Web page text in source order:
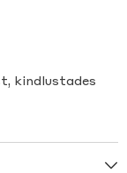
kindlustades